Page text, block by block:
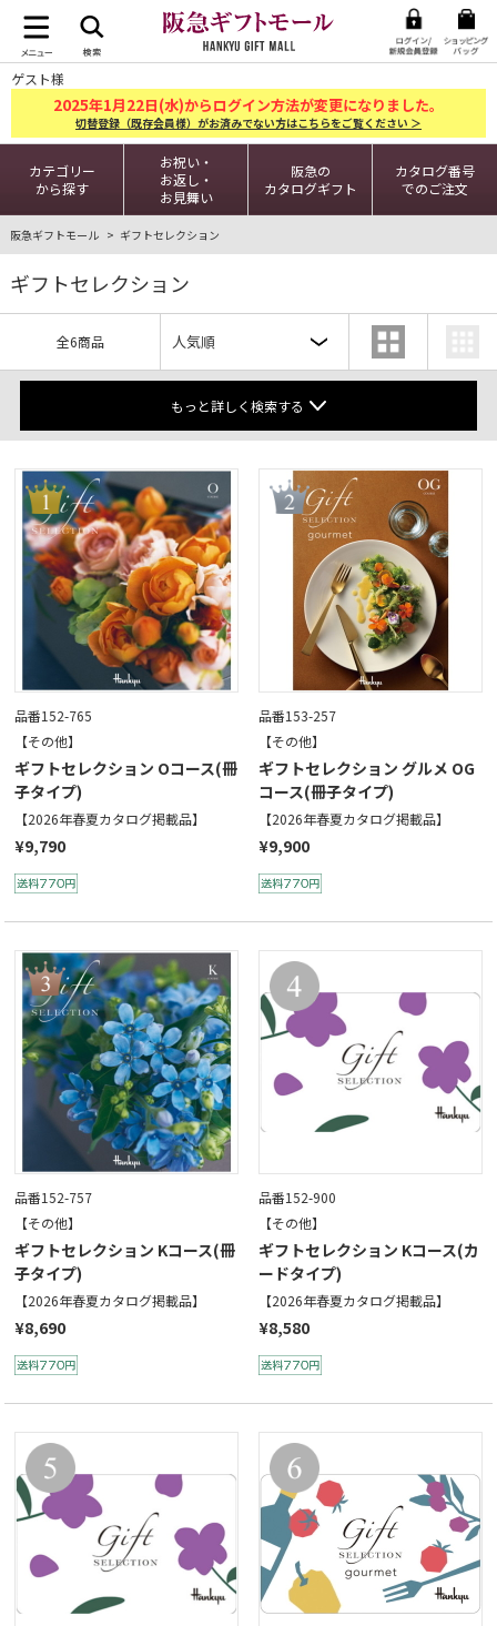
ゲスト様
2025年1月22日(水)からログイン方法が変更になりました。
切替登録（既存会員様）がお済みでない方はこちらをご覧ください ＞
カテゴリー
から探す
お祝い・
お返し・
お見舞い
阪急の
カタログギフト
カタログ番号
でのご注文
阪急ギフトモール ギフトセレクション
ギフトセレクション
全6商品
もっと詳しく検索する
品番152-765
【その他】
ギフトセレクション Oコース(冊
子タイプ)
【2026年春夏カタログ掲載品】
¥9,790
品番153-257
【その他】
ギフトセレクション グルメ OG
コース(冊子タイプ)
【2026年春夏カタログ掲載品】
¥9,900
品番152-757
【その他】
ギフトセレクション Kコース(冊
子タイプ)
【2026年春夏カタログ掲載品】
¥8,690
品番152-900
【その他】
ギフトセレクション Kコース(カ
ードタイプ)
【2026年春夏カタログ掲載品】
¥8,580